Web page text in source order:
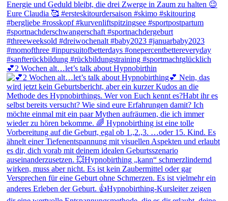
💕2 Wochen alt…let’s talk about Hypnobirthin